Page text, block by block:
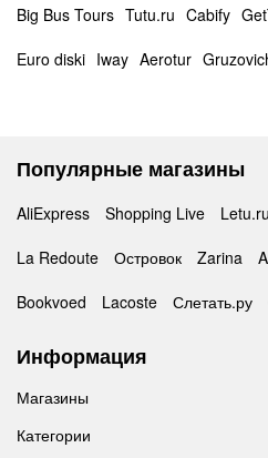
Big Bus Tours Tutu.ru Cabify
Euro diski Iway Aerotur
Популярные магазины
AliExpress Shopping Live Letu.ru
La Redoute
Островок Zarina
Bookvoed
Lacoste Слетать.ру
Информация
Магазины
Категории